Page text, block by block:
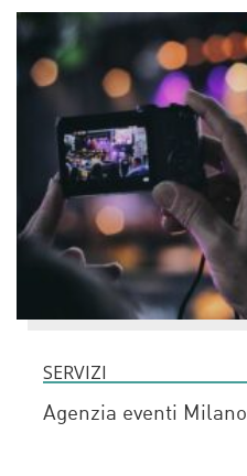
SERVIZI
Agenzia eventi Milano